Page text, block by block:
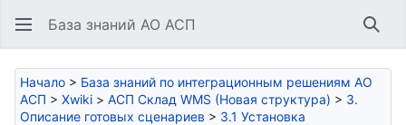
База знаний АО АСП
Начало > База знаний по интеграционным решениям АО
АСП > Xwiki > АСП Склад WMS (Новая структура) > 3.
Описание готовых сценариев > 3.1 Установка